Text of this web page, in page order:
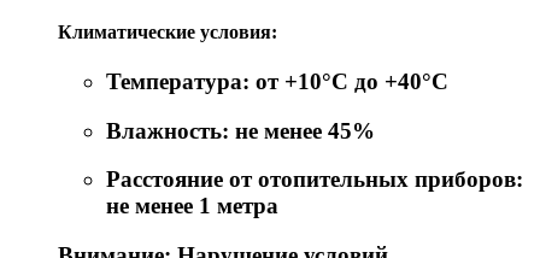
Климатические условия:
Температура: от +10°C до +40°C
Влажность: не менее 45%
Расстояние от отопительных приборов:
не менее 1 метра